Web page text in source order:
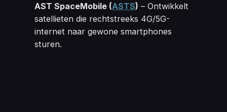
AST SpaceMobile (ASTS) – Ontwikkelt
satellieten die rechtstreeks 4G/5G-
internet naar gewone smartphones
sturen.